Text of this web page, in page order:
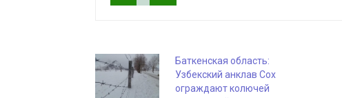
Баткенская область:
Узбекский анклав Сох
ограждают колючей